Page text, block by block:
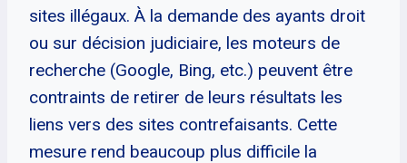
sites illégaux. À la demande des ayants droit
ou sur décision judiciaire, les moteurs de
recherche (Google, Bing, etc.) peuvent être
contraints de retirer de leurs résultats les
liens vers des sites contrefaisants. Cette
mesure rend beaucoup plus difficile la